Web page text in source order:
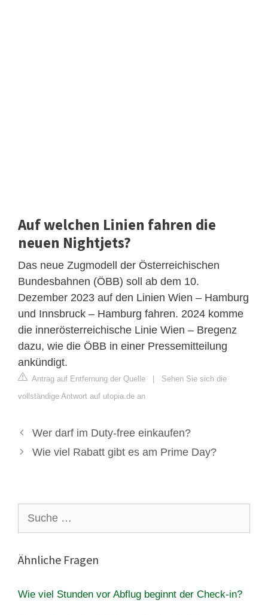
Auf welchen Linien fahren die
neuen Nightjets?
Das neue Zugmodell der Österreichischen
Bundesbahnen (ÖBB) soll ab dem 10.
Dezember 2023 auf den Linien Wien – Hamburg
und Innsbruck – Hamburg fahren. 2024 komme
die innerösterreichische Linie Wien – Bregenz
dazu, wie die ÖBB in einer Pressemitteilung
ankündigt.
Antrag auf Entfernung der Quelle | Sehen Sie sich die
vollständige Antwort auf utopia.de an
Wer darf im Duty-free einkaufen?
Wie viel Rabatt gibt es am Prime Day?
nach:
Ähnliche Fragen
Wie viel Stunden vor Abflug beginnt der Check-in?